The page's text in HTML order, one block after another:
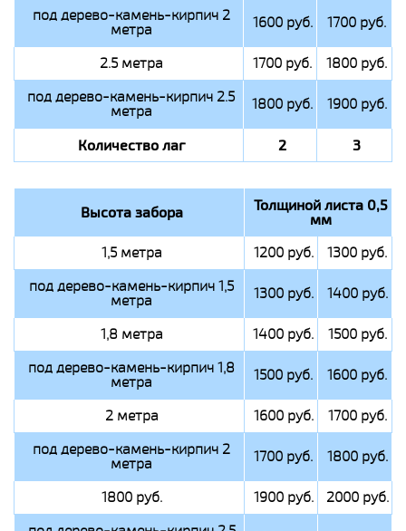
под дерево-камень-кирпич 2
метра 1600 руб. 1700 руб.
2.5 метра 1700 руб.
1800 руб.
под дерево-камень-кирпич 2.5
метра 1800 руб. 1900 руб.
Количество лаг 2 3
Высота забора Толщиной листа 0,5
мм
1,5 метра 1200 руб.
1300 руб.
под дерево-камень-кирпич 1,5
метра 1300 руб. 1400 руб.
1,8 метра 1400 руб.
1500 руб.
под дерево-камень-кирпич 1,8
метра 1500 руб. 1600 руб.
2 метра 1600 руб.
1700 руб.
под дерево-камень-кирпич 2
метра 1700 руб. 1800 руб.
1800 руб. 1900 руб.
2000 руб.